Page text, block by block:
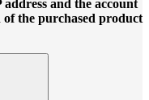
and the account
the purchased product